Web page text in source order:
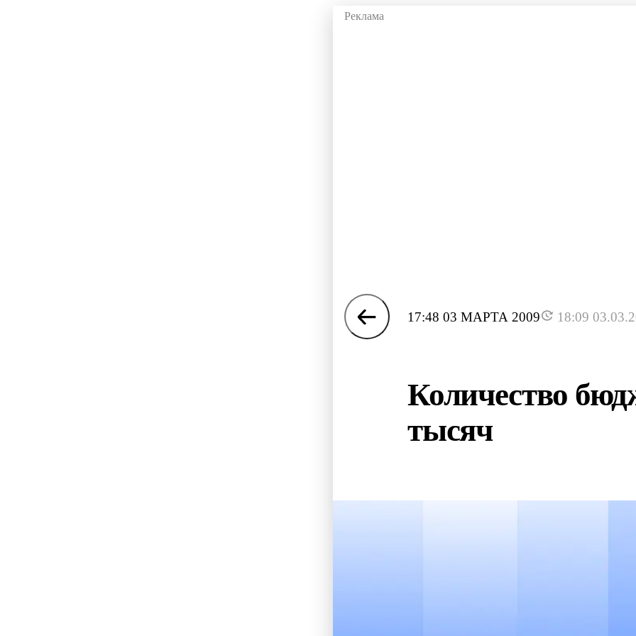
17:48 03 МАРТА 2009 18:09
Количество
тысяч